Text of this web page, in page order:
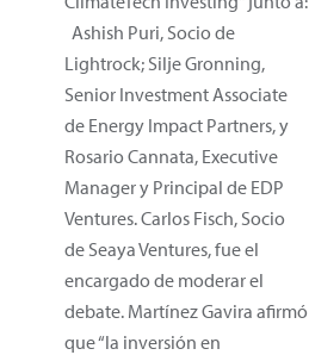
Ashish Puri, Socio de
Lightrock; Silje Gronning,
Senior Investment Associate
de Energy Impact Partners, y
Rosario Cannata, Executive
Manager y Principal de EDP
Ventures. Carlos Fisch, Socio
de Seaya Ventures, fue el
encargado de moderar el
debate. Martínez Gavira afirmó
que “la inversión en